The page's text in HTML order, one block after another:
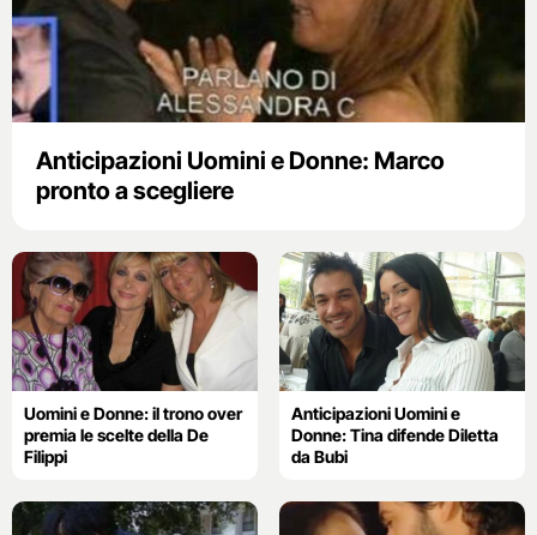
Anticipazioni Uomini e Donne: Marco
pronto a scegliere
Uomini e Donne: il trono over
premia le scelte della De
Filippi
Anticipazioni Uomini e
Donne: Tina difende Diletta
da Bubi